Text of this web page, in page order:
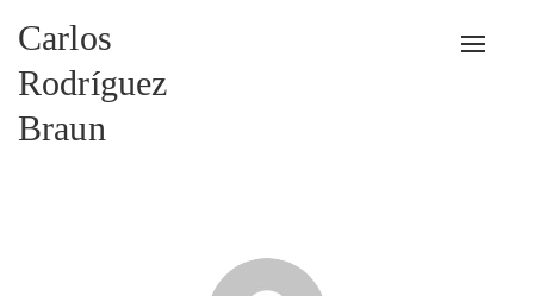
Carlos
Rodríguez
Braun